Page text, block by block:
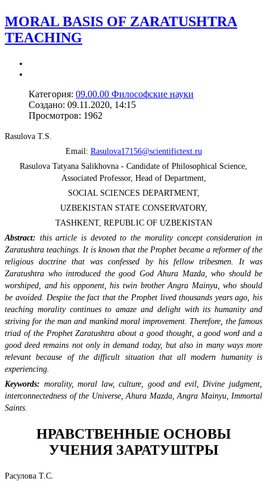
MORAL BASIS OF ZARATUSHTRA
TEACHING
Категория: 09.00.00 Философские науки
Создано: 09.11.2020, 14:15
Просмотров: 1962
Rasulova T.S.
Email: Rasulova17156@scientifictext.ru
Rasulova Tatyana Salikhovna - Candidate of Philosophical Science,
Associated Professor, Head of Department,
SOCIAL SCIENCES DEPARTMENT,
UZBEKISTAN STATE CONSERVATORY,
TASHKENT, REPUBLIC OF UZBEKISTAN
Abstract: this article is devoted to the morality concept consideration in
Zaratushtra teachings. It is known that the Prophet became a reformer of the
religious doctrine that was confessed by his fellow tribesmen. It was
Zaratushtra who introduced the good God Ahura Mazda, who should be
worshiped, and his opponent, his twin brother Angra Mainyu, who should
be avoided. Despite the fact that the Prophet lived thousands years ago, his
teaching morality continues to amaze and delight with its humanity and
striving for the man and mankind moral improvement. Therefore, the famous
triad of the Prophet Zaratushtra about a good thought, a good word and a
good deed remains not only in demand today, but also in many ways more
relevant because of the difficult situation that all modern humanity is
experiencing.
Keywords: morality, moral law, culture, good and evil, Divine judgment,
interconnectedness of the Universe, Ahura Mazda, Angra Mainyu, Immortal
Saints.
НРАВСТВЕННЫЕ ОСНОВЫ
УЧЕНИЯ ЗАРАТУШТРЫ
Расулова Т.С.